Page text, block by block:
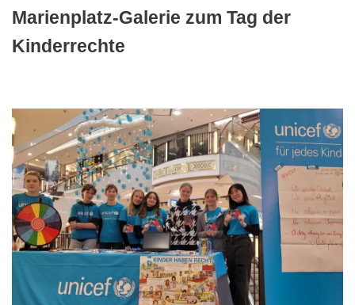
Marienplatz-Galerie zum Tag der
Kinderrechte